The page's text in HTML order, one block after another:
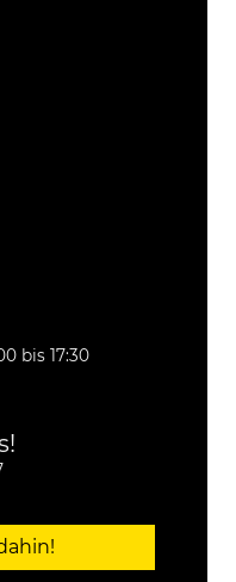
bis 17:30